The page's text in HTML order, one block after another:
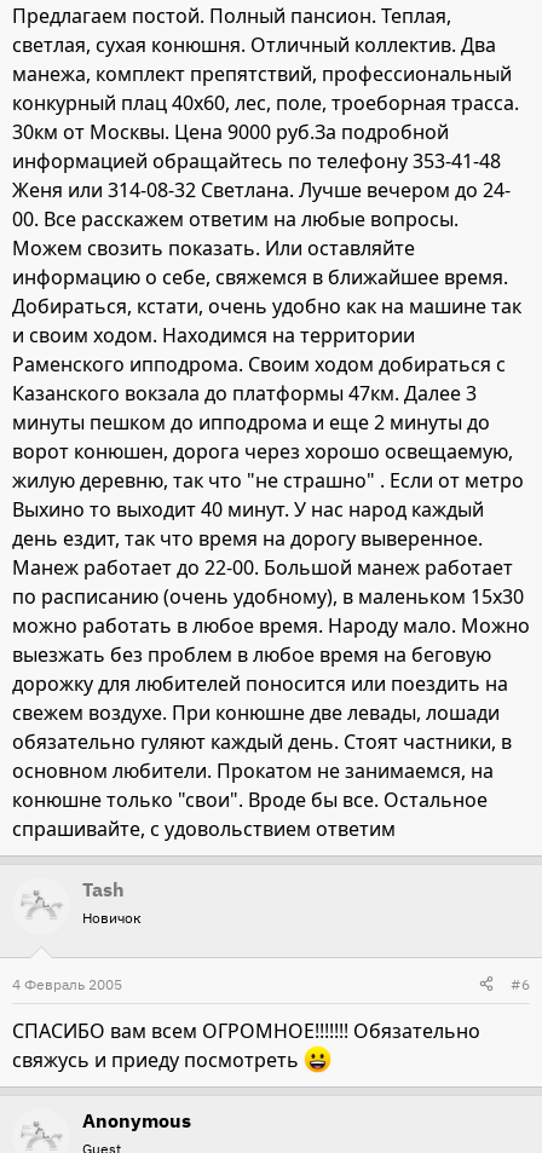
Предлагаем постой. Полный пансион. Теплая,
светлая, сухая конюшня. Отличный коллектив. Два
манежа, комплект препятствий, профессиональный
конкурный плац 40х60, лес, поле, троеборная трасса.
30км от Москвы. Цена 9000 руб.За подробной
информацией обращайтесь по телефону 353-41-48
Женя или 314-08-32 Светлана. Лучше вечером до 24-
00. Все расскажем ответим на любые вопросы.
Можем свозить показать. Или оставляйте
информацию о себе, свяжемся в ближайшее время.
Добираться, кстати, очень удобно как на машине так
и своим ходом. Находимся на территории
Раменского ипподрома. Своим ходом добираться с
Казанского вокзала до платформы 47км. Далее 3
минуты пешком до ипподрома и еще 2 минуты до
ворот конюшен, дорога через хорошо освещаемую,
жилую деревню, так что "не страшно" . Если от метро
Выхино то выходит 40 минут. У нас народ каждый
день ездит, так что время на дорогу выверенное.
Манеж работает до 22-00. Большой манеж работает
по расписанию (очень удобному), в маленьком 15х30
можно работать в любое время. Народу мало. Можно
выезжать без проблем в любое время на беговую
дорожку для любителей поносится или поездить на
свежем воздухе. При конюшне две левады, лошади
обязательно гуляют каждый день. Стоят частники, в
основном любители. Прокатом не занимаемся, на
конюшне только "свои". Вроде бы все. Остальное
спрашивайте, с удовольствием ответим
Tash
Новичок
4 Февраль 2005 #6
СПАСИБО вам всем ОГРОМНОЕ!!!!!!! Обязательно
свяжусь и приеду посмотреть
Anonymous
Guest